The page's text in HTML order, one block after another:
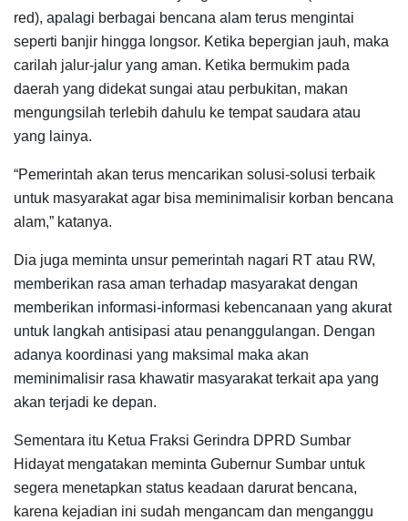
red), apalagi berbagai bencana alam terus mengintai
seperti banjir hingga longsor. Ketika bepergian jauh, maka
carilah jalur-jalur yang aman. Ketika bermukim pada
daerah yang didekat sungai atau perbukitan, makan
mengungsilah terlebih dahulu ke tempat saudara atau
yang lainya.
“Pemerintah akan terus mencarikan solusi-solusi terbaik
untuk masyarakat agar bisa meminimalisir korban bencana
alam,” katanya.
Dia juga meminta unsur pemerintah nagari RT atau RW,
memberikan rasa aman terhadap masyarakat dengan
memberikan informasi-informasi kebencanaan yang akurat
untuk langkah antisipasi atau penanggulangan. Dengan
adanya koordinasi yang maksimal maka akan
meminimalisir rasa khawatir masyarakat terkait apa yang
akan terjadi ke depan.
Sementara itu Ketua Fraksi Gerindra DPRD Sumbar
Hidayat mengatakan meminta Gubernur Sumbar untuk
segera menetapkan status keadaan darurat bencana,
karena kejadian ini sudah mengancam dan menganggu